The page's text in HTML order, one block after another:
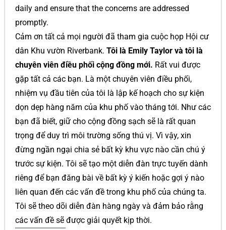
daily and ensure that the concerns are addressed
promptly.
Cảm ơn tất cả mọi người đã tham gia cuộc họp Hội cư
dân Khu vườn Riverbank. Tôi là Emily Taylor và tôi là
chuyên viên điều phối cộng đồng mới. Rất vui được
gặp tất cả các bạn. Là một chuyên viên điều phối,
nhiệm vụ đầu tiên của tôi là lập kế hoạch cho sự kiện
dọn dẹp hàng năm của khu phố vào tháng tới. Như các
bạn đã biết, giữ cho cộng đồng sạch sẽ là rất quan
trọng để duy trì môi trường sống thú vị. Vì vậy, xin
đừng ngần ngại chia sẻ bất kỳ khu vực nào cần chú ý
trước sự kiện. Tôi sẽ tạo một diễn đàn trực tuyến dành
riêng để bạn đăng bài về bất kỳ ý kiến hoặc gợi ý nào
liên quan đến các vấn đề trong khu phố của chúng ta.
Tôi sẽ theo dõi diễn đàn hàng ngày và đảm bảo rằng
các vấn đề sẽ được giải quyết kịp thời.